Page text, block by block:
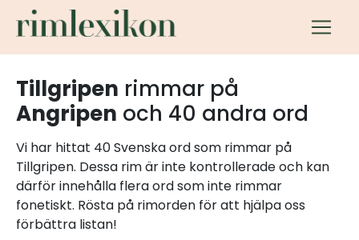
Tillgripen rimmar på
Angripen och 40 andra ord
Vi har hittat 40 Svenska ord som rimmar på
Tillgripen. Dessa rim är inte kontrollerade och kan
därför innehålla flera ord som inte rimmar
fonetiskt. Rösta på rimorden för att hjälpa oss
förbättra listan!